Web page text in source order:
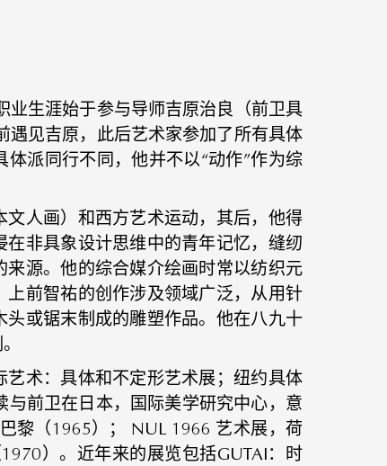
生涯始于参与导师吉原治良（前卫具
见吉原，此后艺术家参加了所有具体
派同行不同，他并不以“动作”作为综
人画）和西方艺术运动，其后，他得
非具象设计思维中的青年记忆，缝纫
源。他的综合媒介绘画时常以纺织元
前智祐的创作涉及领域广泛，从用针
或锯末制成的雕塑作品。他在八九十
术：具体和不定形艺术展；纽约具体
前卫在日本，国际美学研究中心，意
黎（1965）； NUL 1966 艺术展，荷
）。近年来的展览包括GUTAI：时